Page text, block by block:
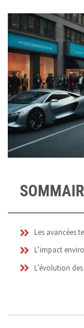
Les avancées
L’impact
L’évolution